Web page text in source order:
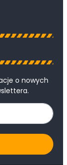
o nowych